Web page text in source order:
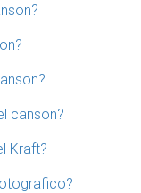
canson?
Kraft?